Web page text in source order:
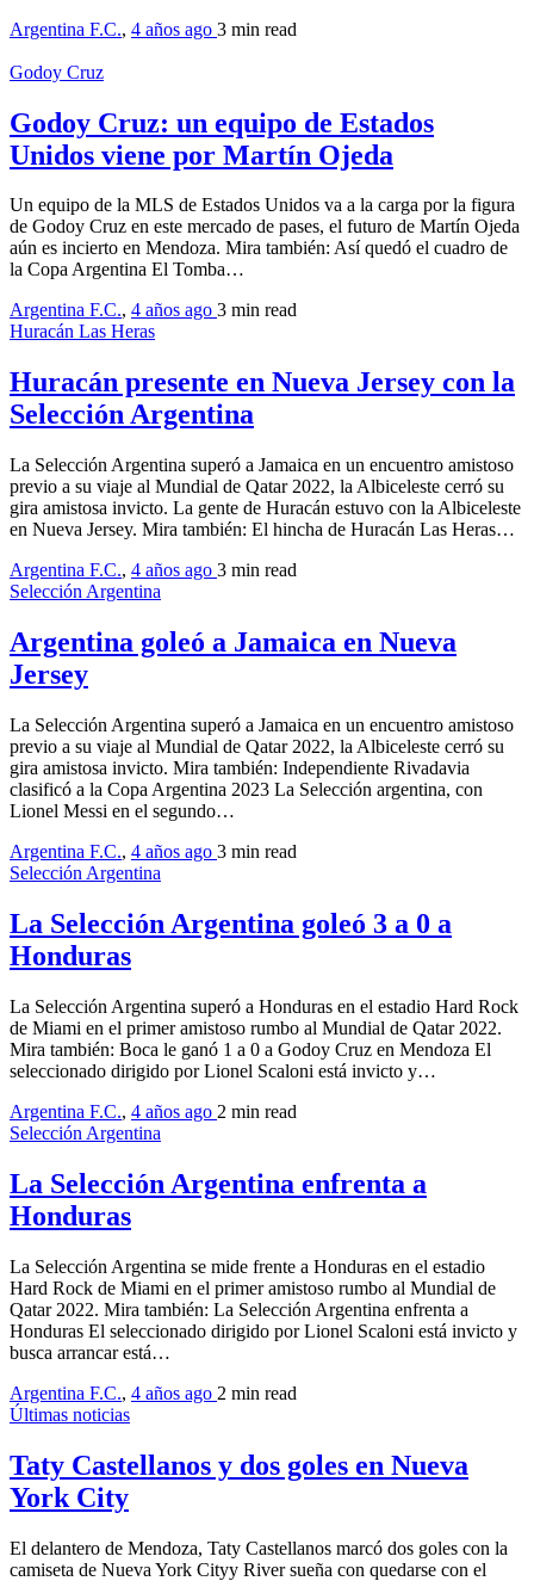
Argentina F.C., 4 años ago 3 min read
Godoy Cruz
Godoy Cruz: un equipo de Estados
Unidos viene por Martín Ojeda
Un equipo de la MLS de Estados Unidos va a la carga por la figura
de Godoy Cruz en este mercado de pases, el futuro de Martín Ojeda
aún es incierto en Mendoza. Mira también: Así quedó el cuadro de
la Copa Argentina El Tomba…
Argentina F.C., 4 años ago 3 min read
Huracán Las Heras
Huracán presente en Nueva Jersey con la
Selección Argentina
La Selección Argentina superó a Jamaica en un encuentro amistoso
previo a su viaje al Mundial de Qatar 2022, la Albiceleste cerró su
gira amistosa invicto. La gente de Huracán estuvo con la Albiceleste
en Nueva Jersey. Mira también: El hincha de Huracán Las Heras…
Argentina F.C., 4 años ago 3 min read
Selección Argentina
Argentina goleó a Jamaica en Nueva
Jersey
La Selección Argentina superó a Jamaica en un encuentro amistoso
previo a su viaje al Mundial de Qatar 2022, la Albiceleste cerró su
gira amistosa invicto. Mira también: Independiente Rivadavia
clasificó a la Copa Argentina 2023 La Selección argentina, con
Lionel Messi en el segundo…
Argentina F.C., 4 años ago 3 min read
Selección Argentina
La Selección Argentina goleó 3 a 0 a
Honduras
La Selección Argentina superó a Honduras en el estadio Hard Rock
de Miami en el primer amistoso rumbo al Mundial de Qatar 2022.
Mira también: Boca le ganó 1 a 0 a Godoy Cruz en Mendoza El
seleccionado dirigido por Lionel Scaloni está invicto y…
Argentina F.C., 4 años ago 2 min read
Selección Argentina
La Selección Argentina enfrenta a
Honduras
La Selección Argentina se mide frente a Honduras en el estadio
Hard Rock de Miami en el primer amistoso rumbo al Mundial de
Qatar 2022. Mira también: La Selección Argentina enfrenta a
Honduras El seleccionado dirigido por Lionel Scaloni está invicto y
busca arrancar está…
Argentina F.C., 4 años ago 2 min read
Últimas noticias
Taty Castellanos y dos goles en Nueva
York City
El delantero de Mendoza, Taty Castellanos marcó dos goles con la
camiseta de Nueva York Cityy River sueña con quedarse con el